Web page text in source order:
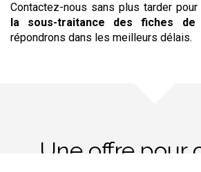
Contactez-nous sans plus tarder pour
la sous-traitance
des fiches de
répondrons dans les meilleurs délais.
Une offre pour